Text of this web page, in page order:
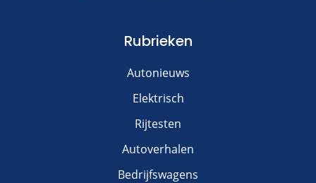
Rubrieken
Autonieuws
Elektrisch
Rijtesten
Autoverhalen
Bedrijfswagens